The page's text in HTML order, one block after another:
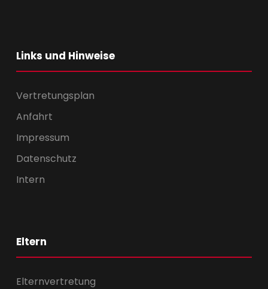
Links und Hinweise
Vertretungsplan
Anfahrt
Impressum
Datenschutz
Intern
Eltern
Elternvertretung